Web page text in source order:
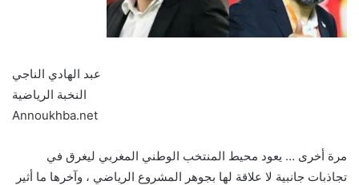
عبد الهادي الناجي
النخبة الرياضية
Annoukhba.net
مرة أخرى … يعود محيط المنتخب الوطني المغربي ليغرق في
تجاذبات جانبية لا علاقة لها بجوهر المشروع الرياضي ، وآخرها ما أثير